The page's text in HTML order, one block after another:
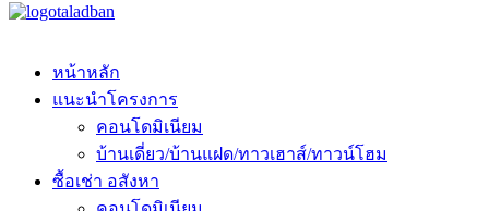
หน้าหลัก
แนะนำโครงการ
คอนโดมิเนียม
บ้านเดี่ยว/บ้านแฝด/ทาวเฮาส์/ทาวน์โฮม
ซื้อเช่า อสังหา